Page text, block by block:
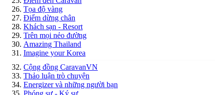
Tọa độ vàng
Điểm dừng chân
Khách sạn - Resort
Trên mọi nẻo đường
Amazing Thailand
Imagine your Korea
Cộng đồng CaravanVN
Thảo luận trò chuyện
Energizer và những người bạn